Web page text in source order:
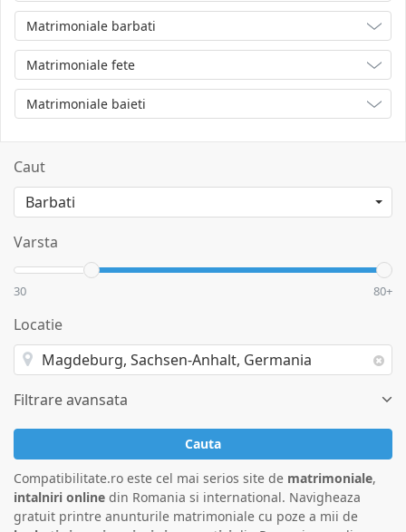
Matrimoniale barbati
Matrimoniale fete
Matrimoniale baieti
Caut
Varsta
30 80+
Locatie
Filtrare avansata
Cauta
Compatibilitate.ro este cel mai serios site de matrimoniale,
intalniri online din Romania si international. Navigheaza
gratuit printre anunturile matrimoniale cu poze a mii de